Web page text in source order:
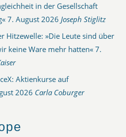
in der Gesellschaft
7. August 2026 Joseph Stiglitz
Hitzewelle: »Die Leute sind über
keine Ware mehr hatten« 7.
Aktienkurse auf
2026 Carla Coburger